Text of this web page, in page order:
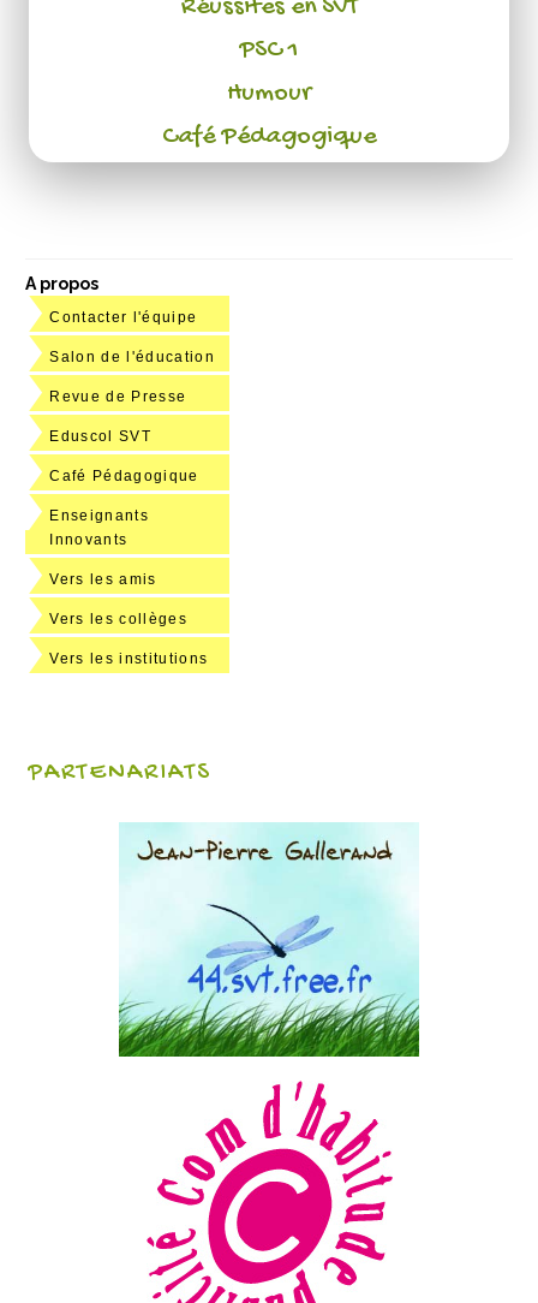
Réussites en SVT
PSC 1
Humour
Café Pédagogique
A propos
Contacter l'équipe
Salon de l'éducation
Revue de Presse
Eduscol SVT
Café Pédagogique
Enseignants
Innovants
Vers les amis
Vers les collèges
Vers les institutions
PARTENARIATS